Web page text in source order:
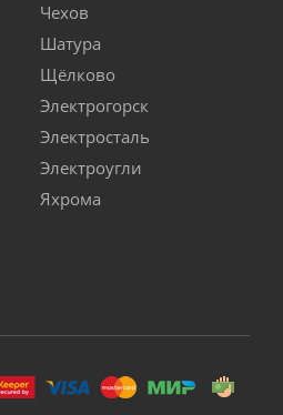
Чехов
Шатура
Щёлково
Электрогорск
Электросталь
Электроугли
Яхрома